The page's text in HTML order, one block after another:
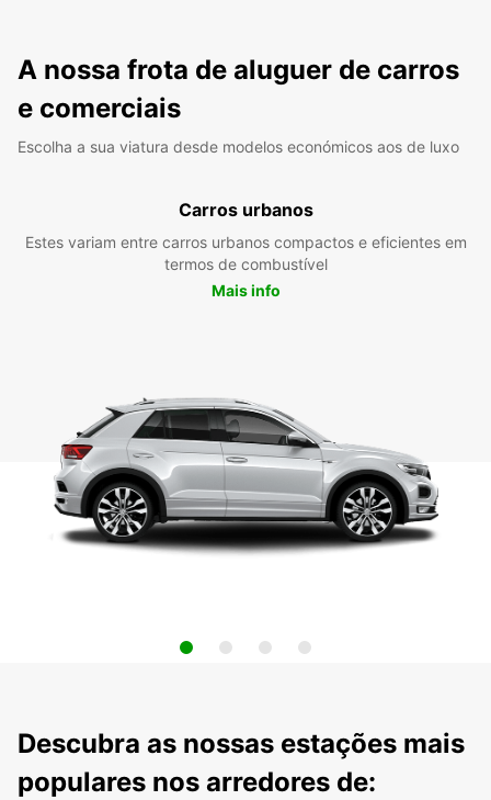
A nossa frota de aluguer de carros
e comerciais
Escolha a sua viatura desde modelos económicos aos de luxo
Carros urbanos
Estes variam entre carros urbanos compactos e eficientes em
termos de combustível
Mais info
Descubra as nossas estações mais
populares nos arredores de: